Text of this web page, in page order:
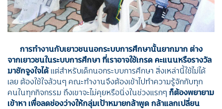
การทำงานกับเยาวชนนอกระบบการศึกษานั้นยากมาก ต่าง
จากเยาวชนในระบบการศึกษา ที่เราอาจใช้เกรด คะแนนหรือรางวัล
มาชักจูงใจได้แต่สำหรับเด็กนอกระบบการศึกษา สิ่งเหล่านี้ใช้ไม่ได้
เลย ต้องใช้ใจล้วนๆ คณะทำงานจึงต้องเข้าไปทำความรู้จักกับทุก
คนในทุกกิจกรรม ถึงเขาจะไม่คุยหรือนิ่งในช่วงแรกๆก็ต้องพยายาม
เข้าหา เพื่อลดช่องว่างให้กลุ่มเป้าหมายกล้าพูด กล้าแลกเปลี่ยน